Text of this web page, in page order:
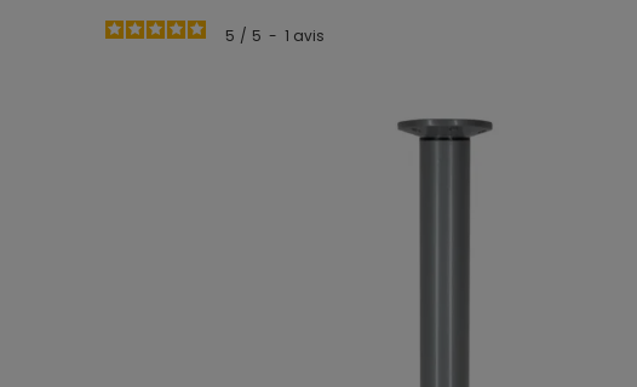
5 / 5 - 1 avis